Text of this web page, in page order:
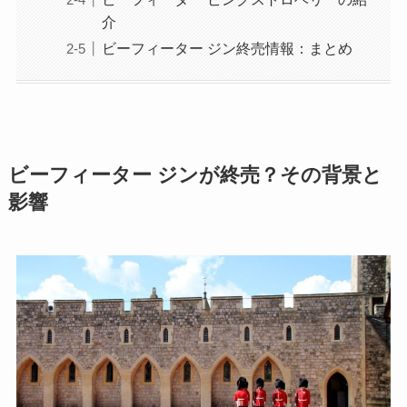
介
ビーフィーター ジン終売情報：まとめ
ビーフィーター ジンが終売？その背景と
影響